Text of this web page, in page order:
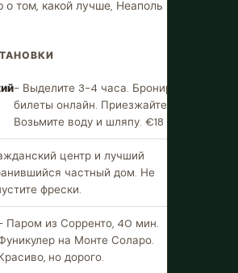
о том, какой лучше, Неаполь ведет
- Выделите 3-4 часа. Бронируйте
билеты онлайн. Приезжайте рано.
Возьмите воду и шляпу. €18 вход.
центр и лучший
частный дом. Не
фрески.
Паром из Сорренто, 40 мин.
на Монте Соларо.
но дорого.